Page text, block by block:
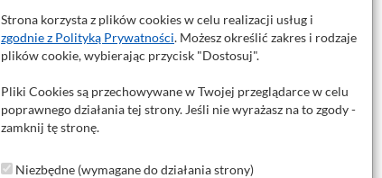
Strona korzysta z plików cookies w celu realizacji usług i
zgodnie z Polityką Prywatności. Możesz określić zakres i rodzaje
plików cookie, wybierając przycisk "Dostosuj".
Pliki Cookies są przechowywane w Twojej przeglądarce w celu
poprawnego działania tej strony. Jeśli nie wyrażasz na to zgody -
zamknij tę stronę.
Niezbędne (wymagane do działania strony)